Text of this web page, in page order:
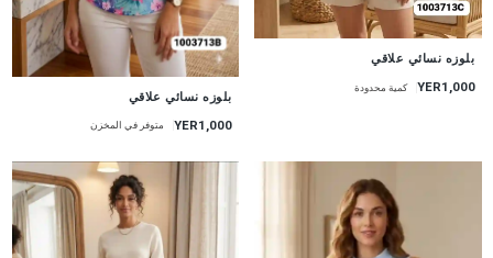
بلوزه نسائي علاقي
YER1,000 كمية محدودة
بلوزه نسائي علاقي
YER1,000 متوفر في المخزن